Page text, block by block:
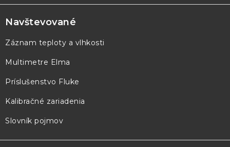
á
p
ä
e
Navštevované
Záznam teploty a vlhkosti
Multimetre Elma
Príslušenstvo Fluke
Kalibračné zariadenia
Slovník pojmov